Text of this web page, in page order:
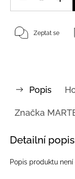
Zeptat se
Popis
Značka
Detailní
Popis produktu